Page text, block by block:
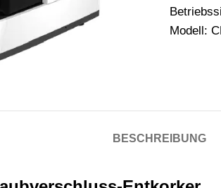
Modell:
BESCHREIBUNG